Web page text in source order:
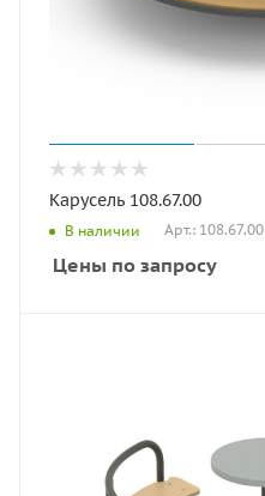
Карусель 108.67.00
В наличии Арт.: 108.67.00
Цены по запросу